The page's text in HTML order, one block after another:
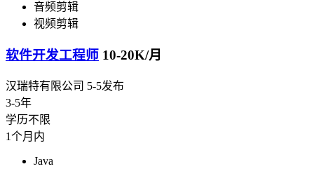
音频剪辑
视频剪辑
软件开发工程师 10-20K/月
汉瑞特有限公司 5-5发布
3-5年
学历不限
1个月内
Java